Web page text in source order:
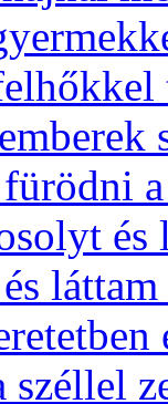
és
láttam
széllel